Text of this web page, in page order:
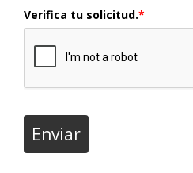
Verifica tu solicitud.*
Enviar